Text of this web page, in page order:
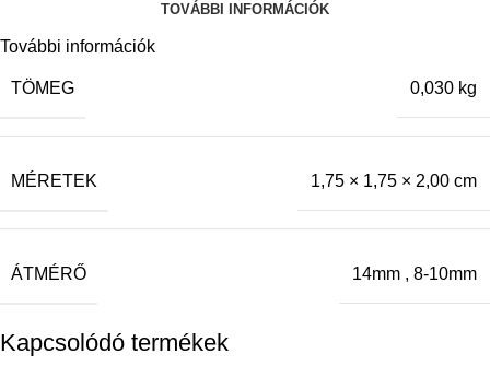
TOVÁBBI INFORMÁCIÓK
További információk
TÖMEG 0,030 kg
MÉRETEK 1,75 × 1,75 × 2,00 cm
ÁTMÉRŐ 14mm , 8-10mm
Kapcsolódó termékek